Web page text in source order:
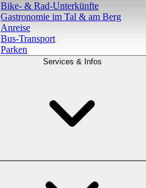
Bike- & Rad-Unterkünfte
Gastronomie im Tal & am Berg
Anreise
Bus-Transport
Parken
Services & Infos